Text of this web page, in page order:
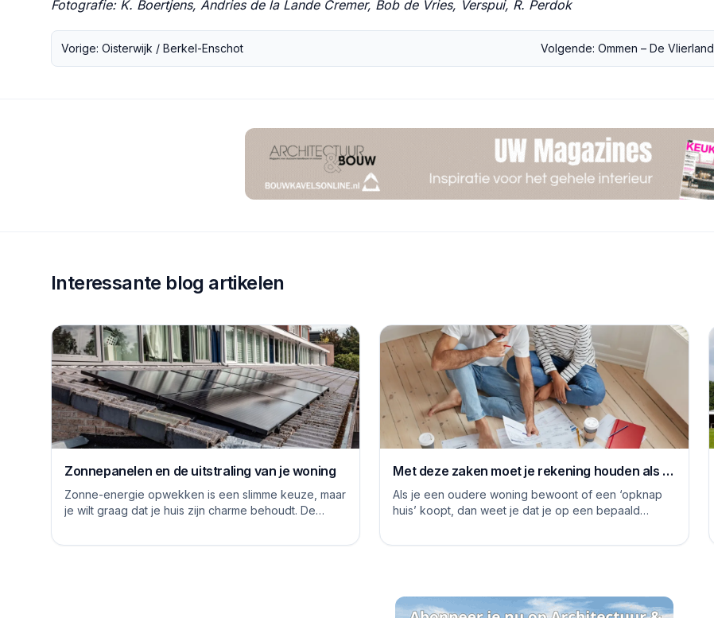
Fotografie: K. Boertjens, Andries de la Lande Cremer, Bob de Vries, Verspui, R. Perdok
Vorige: Oisterwijk / Berkel-Enschot Volgende: Ommen – De
Interessante blog artikelen
Zonnepanelen en de uitstraling van je woning
Zonne-energie opwekken is een slimme keuze, maar
je wilt graag dat je huis zijn charme behoudt. De
Met deze zaken moet je rekening houden als je
je huis grondig gaat renoveren
Als je een oudere woning bewoont of een ‘opknap
huis’ koopt, dan weet je dat je op een bepaald